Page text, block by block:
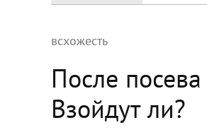
всхожесть
После
Взойдут ли?